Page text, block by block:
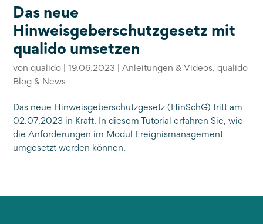
Das neue
Hinweisgeberschutzgesetz mit
qualido umsetzen
vonqualido |19.06.2023 |Anleitungen & Videos,qualido
Blog & News
Das neue Hinweisgeberschutzgesetz (HinSchG) tritt am
02.07.2023 in Kraft. In diesem Tutorial erfahren Sie, wie
die Anforderungen im Modul Ereignismanagement
umgesetzt werden können.